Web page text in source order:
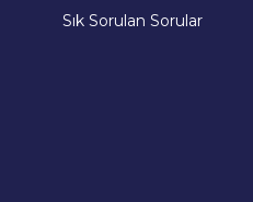
Sık Sorulan Sorular